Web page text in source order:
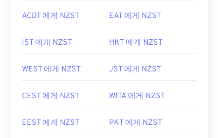
ACDT 에게 NZST EAT 에게 NZST
IST 에게 NZST HKT 에게 NZST
WEST 에게 NZST JST 에게 NZST
CEST 에게 NZST WITA 에게 NZST
EEST 에게 NZST PKT 에게 NZST